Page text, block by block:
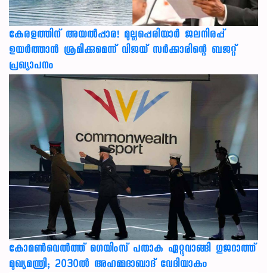
കേരളത്തിന് അ‌യൽപ്പാര! മുല്ലപ്പെരിയാർ ജലനിരപ്പ്
ഉയർത്താൻ ശ്രമിക്കുമെന്ന് വിജയ് സർക്കാരിന്റെ ബജറ്റ്
പ്രഖ്യാപനം
കോമൺവെൽത്ത് ഗെയിംസ് പതാക ഏറ്റുവാങ്ങി ഗുജറാത്ത്
മുഖ്യമന്ത്രി; 2030ൽ അഹമ്മദാബാദ് വേദിയാകും